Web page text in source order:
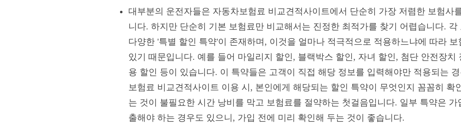
대부분의 운전자들은 자동차보험료 비교견적사이트에서 단순히 가장 저렴한 보험사
니다. 하지만 단순히 기본 보험료만 비교해서는 진정한 최적가를 찾기 어렵습니다. 각
다양한 '특별 할인 특약'이 존재하며, 이것을 얼마나 적극적으로 적용하느냐에 따라
있기 때문입니다. 예를 들어 마일리지 할인, 블랙박스 할인, 자녀 할인, 첨단 안전장치
용 할인 등이 있습니다. 이 특약들은 고객이 직접 해당 정보를 입력해야만 적용되는
보험료 비교견적사이트 이용 시, 본인에게 해당되는 할인 특약이 무엇인지 꼼꼼히 확
는 것이 불필요한 시간 낭비를 막고 보험료를 절약하는 첫걸음입니다. 일부 특약은 가
출해야 하는 경우도 있으니, 가입 전에 미리 확인해 두는 것이 좋습니다.